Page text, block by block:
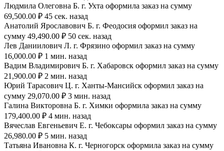
Людмила Олеговна Б. г. Ухта оформила заказ на сумму
69,500.00 ₽ 45 сек. назад
Анатолий Ярославович Б. г. Феодосия оформил заказ на
сумму 49,490.00 ₽ 50 сек. назад
Лев Даниилович Л. г. Фрязино оформил заказ на сумму
16,000.00 ₽ 1 мин. назад
Вадим Владимирович Б. г. Хабаровск оформил заказ на сумму
21,900.00 ₽ 2 мин. назад
Юрий Тарасович Ц. г. Ханты-Мансийск оформил заказ на
сумму 29,070.00 ₽ 3 мин. назад
Галина Викторовна Б. г. Химки оформила заказ на сумму
179,400.00 ₽ 4 мин. назад
Вячеслав Евгеньевич Е. г. Чебоксары оформил заказ на сумму
26,980.00 ₽ 5 мин. назад
Татьяна Ивановна К. г. Черногорск оформила заказ на сумму